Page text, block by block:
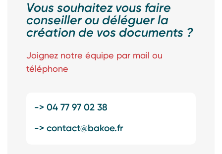
Vous souhaitez vous faire
conseiller ou déléguer la
création de vos documents ?
Joignez notre équipe par mail ou
téléphone
-> 04 77 97 02 38
-> contact@bakoe.fr